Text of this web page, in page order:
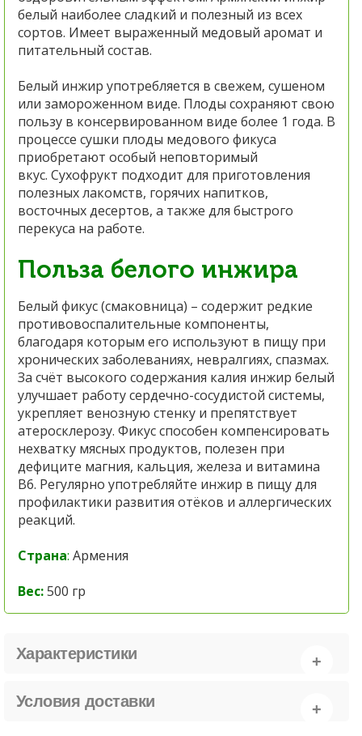
белый наиболее сладкий и полезный из всех
сортов. Имеет выраженный медовый аромат и
питательный состав.
Белый инжир употребляется в свежем, сушеном
или замороженном виде. Плоды сохраняют свою
пользу в консервированном виде более 1 года. В
процессе сушки плоды медового фикуса
приобретают особый неповторимый
вкус. Сухофрукт подходит для приготовления
полезных лакомств, горячих напитков,
восточных десертов, а также для быстрого
перекуса на работе.
Польза белого инжира
Белый фикус (смаковница) – содержит редкие
противовоспалительные компоненты,
благодаря которым его используют в пищу при
хронических заболеваниях, невралгиях, спазмах.
За счёт высокого содержания калия инжир белый
улучшает работу сердечно-сосудистой системы,
укрепляет венозную стенку и препятствует
атеросклерозу. Фикус способен компенсировать
нехватку мясных продуктов, полезен при
дефиците магния, кальция, железа и витамина
В6. Регулярно употребляйте инжир в пищу для
профилактики развития отёков и аллергических
реакций.
Страна: Армения
Вес:500 гр
Характеристики
Условия доставки